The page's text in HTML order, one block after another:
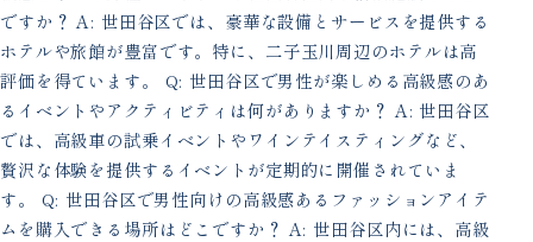
ですか？ A: 世田谷区では、豪華な設備とサービスを提供する
ホテルや旅館が豊富です。特に、二子玉川周辺のホテルは高
評価を得ています。 Q: 世田谷区で男性が楽しめる高級感のあ
るイベントやアクティビティは何がありますか？ A: 世田谷区
では、高級車の試乗イベントやワインテイスティングなど、
贅沢な体験を提供するイベントが定期的に開催されていま
す。 Q: 世田谷区で男性向けの高級感あるファッションアイテ
ムを購入できる場所はどこですか？ A: 世田谷区内には、高級